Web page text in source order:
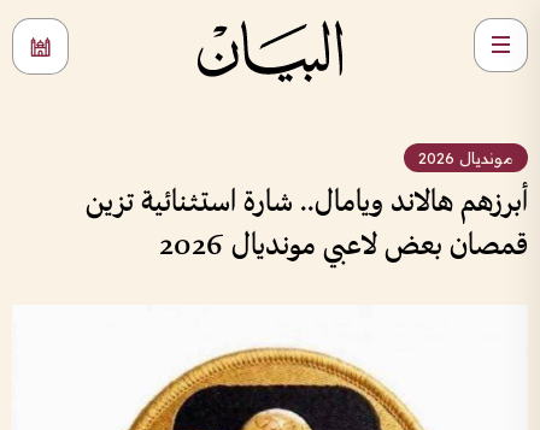
مونديال 2026
أبرزهم هالاند ويامال.. شارة استثنائية تزين
قمصان بعض لاعبي مونديال 2026